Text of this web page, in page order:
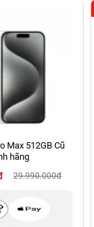
Max 512GB Cũ
hãng
29.990.000đ